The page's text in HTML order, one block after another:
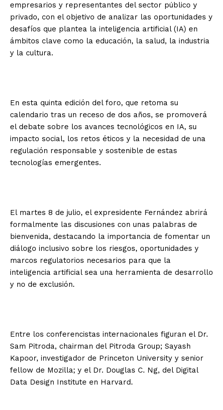
empresarios y representantes del sector público y
privado, con el objetivo de analizar las oportunidades y
desafíos que plantea la inteligencia artificial (IA) en
ámbitos clave como la educación, la salud, la industria
y la cultura.
En esta quinta edición del foro, que retoma su
calendario tras un receso de dos años, se promoverá
el debate sobre los avances tecnológicos en IA, su
impacto social, los retos éticos y la necesidad de una
regulación responsable y sostenible de estas
tecnologías emergentes.
El martes 8 de julio, el expresidente Fernández abrirá
formalmente las discusiones con unas palabras de
bienvenida, destacando la importancia de fomentar un
diálogo inclusivo sobre los riesgos, oportunidades y
marcos regulatorios necesarios para que la
inteligencia artificial sea una herramienta de desarrollo
y no de exclusión.
Entre los conferencistas internacionales figuran el Dr.
Sam Pitroda, chairman del Pitroda Group; Sayash
Kapoor, investigador de Princeton University y senior
fellow de Mozilla; y el Dr. Douglas C. Ng, del Digital
Data Design Institute en Harvard.